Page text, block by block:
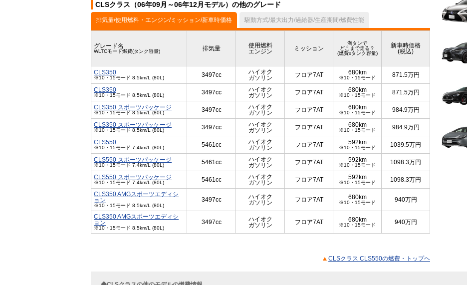
CLSクラス（06年09月～06年12月モデル）の他のグレード
排気量/使用燃料・エンジン/ミッション/新車時価格 駆動方式/最大出力/過給器/生産期間/燃費性能
グレード名
WLTCモード燃費(タンク容量) 排気量
使用燃料
エンジン
ミッション
満タンで
どこまで走る？
(燃費xタンク容量)
新車時価格
(税込)
CLS350
※10・15モード 8.5km/L (80L) 3497cc
ハイオク
ガソリン
フロア7AT 680km
※10・15モード 871.5万円
CLS350
※10・15モード 8.5km/L (80L) 3497cc
ハイオク
ガソリン
フロア7AT 680km
※10・15モード 871.5万円
CLS350 スポーツパッケージ
※10・15モード 8.5km/L (80L) 3497cc
ハイオク
ガソリン
フロア7AT 680km
※10・15モード 984.9万円
CLS350 スポーツパッケージ
※10・15モード 8.5km/L (80L) 3497cc
ハイオク
ガソリン
フロア7AT 680km
※10・15モード 984.9万円
CLS550
※10・15モード 7.4km/L (80L) 5461cc
ハイオク
ガソリン
フロア7AT 592km
※10・15モード 1039.5万円
CLS550 スポーツパッケージ
※10・15モード 7.4km/L (80L) 5461cc
ハイオク
ガソリン
フロア7AT 592km
※10・15モード 1098.3万円
CLS550 スポーツパッケージ
※10・15モード 7.4km/L (80L) 5461cc
ハイオク
ガソリン
フロア7AT 592km
※10・15モード 1098.3万円
CLS350 AMGスポーツエディシ
ョン
※10・15モード 8.5km/L (80L)
3497cc
ハイオク
ガソリン
フロア7AT 680km
※10・15モード 940万円
CLS350 AMGスポーツエディシ
ョン
※10・15モード 8.5km/L (80L)
3497cc
ハイオク
ガソリン
フロア7AT 680km
※10・15モード 940万円
CLSクラス CLS550の燃費・トップヘ